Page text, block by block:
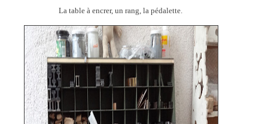
La table à encrer, un rang, la pédalette.